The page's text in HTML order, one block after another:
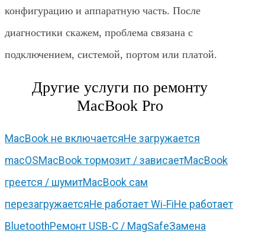
конфигурацию и аппаратную часть. После
диагностики скажем, проблема связана с
подключением, системой, портом или платой.
Другие услуги по ремонту
MacBook Pro
MacBook не включаетсяНе загружается
macOSMacBook тормозит / зависаетMacBook
греется / шумитMacBook сам
перезагружаетсяНе работает Wi‑FiНе работает
BluetoothРемонт USB-C / MagSafeЗамена